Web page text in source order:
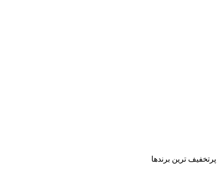
پرتخفیف ترین برندها